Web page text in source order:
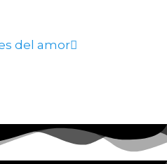
del amor